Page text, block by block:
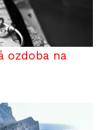
ozdoba na